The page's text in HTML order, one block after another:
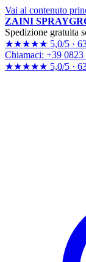
Vai al contenuto
ZAINI
Spedizione gratuita
★★★★★ 5,0/5 ·
Chiamaci: +39 0823
★★★★★ 5,0/5 ·